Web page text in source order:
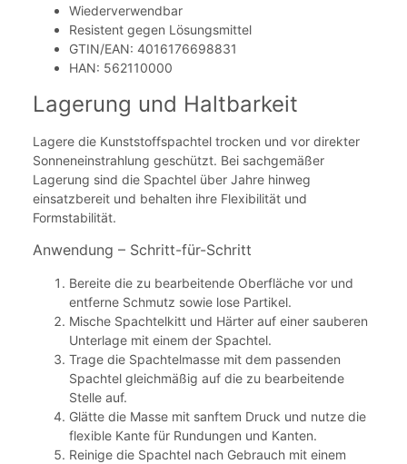
Wiederverwendbar
Resistent gegen Lösungsmittel
GTIN/EAN: 4016176698831
HAN: 562110000
Lagerung und Haltbarkeit
Lagere die Kunststoffspachtel trocken und vor direkter
Sonneneinstrahlung geschützt. Bei sachgemäßer
Lagerung sind die Spachtel über Jahre hinweg
einsatzbereit und behalten ihre Flexibilität und
Formstabilität.
Anwendung – Schritt-für-Schritt
Bereite die zu bearbeitende Oberfläche vor und
entferne Schmutz sowie lose Partikel.
Mische Spachtelkitt und Härter auf einer sauberen
Unterlage mit einem der Spachtel.
Trage die Spachtelmasse mit dem passenden
Spachtel gleichmäßig auf die zu bearbeitende
Stelle auf.
Glätte die Masse mit sanftem Druck und nutze die
flexible Kante für Rundungen und Kanten.
Reinige die Spachtel nach Gebrauch mit einem